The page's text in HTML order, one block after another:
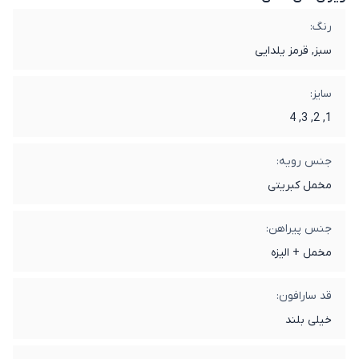
رنگ:
سبز, قرمز یلدایی
سایز:
1, 2, 3, 4
جنس رویه:
مخمل کبریتی
جنس پیراهن:
مخمل + الیزه
قد سارافون:
خیلی بلند